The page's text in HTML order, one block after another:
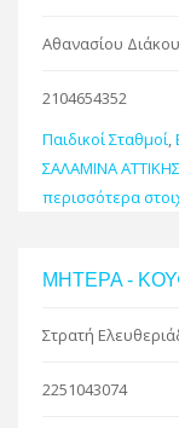
Αθανασίου
2104654352
Παιδικοί Σταθμοί,
ΣΑΛΑΜΙΝΑ ΑΤΤΙΚΗΣ
περισσότερα
ΜΗΤΕΡΑ -
Στρατή
2251043074